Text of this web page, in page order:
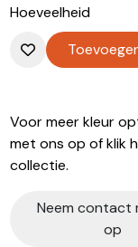
Hoeveelheid
Voor meer kleur
met ons op of klik
collectie.
Neem contact
op